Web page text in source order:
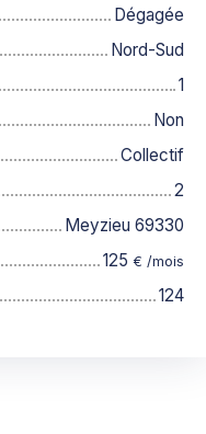
Dégagée
Nord-Sud
1
Non
Collectif
2
Meyzieu 69330
125 € /mois
124